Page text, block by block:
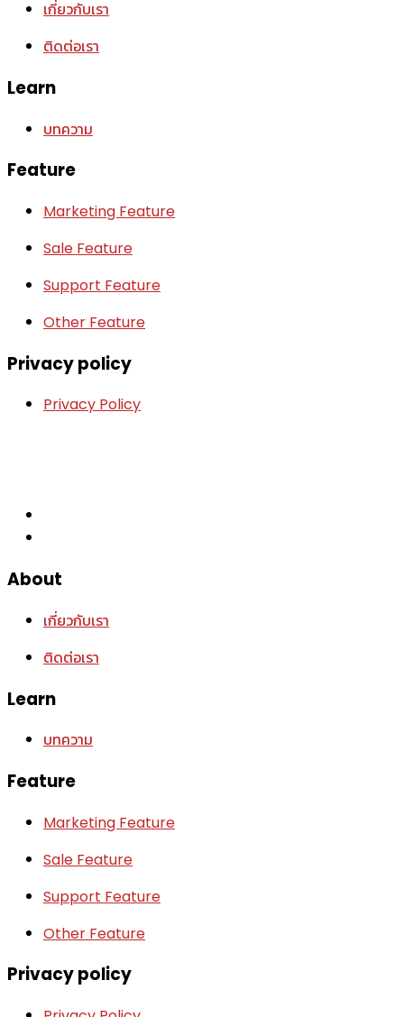
เกี่ยวกับเรา
ติดต่อเรา
Learn
บทความ
Feature
Marketing Feature
Sale Feature
Support Feature
Other Feature
Privacy policy
Privacy Policy
About
เกี่ยวกับเรา
ติดต่อเรา
Learn
บทความ
Feature
Marketing Feature
Sale Feature
Support Feature
Other Feature
Privacy policy